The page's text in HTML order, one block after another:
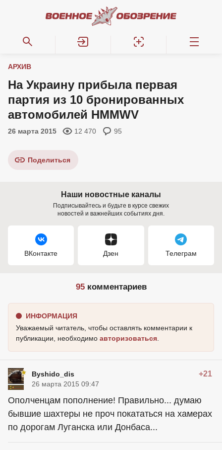
АРХИВ
На Украину прибыла первая
партия из 10 бронированных
автомобилей HMMWV
26 марта 2015 12 470 95
Поделиться
Наши новостные каналы
Подписывайтесь и будьте в курсе свежих
новостей и важнейших событиях дня.
ВКонтакте Дзен Телеграм
95комментариев
ИНФОРМАЦИЯ
Уважаемый читатель, чтобы оставлять комментарии к
публикации, необходимо авторизоваться
Byshido_dis +21
26 марта 2015 09:47
Ополченцам пополнение! Правильно... думаю
бывшие шахтеры не проч покататься на хамерах
по дорогам Луганска или Донбаса...